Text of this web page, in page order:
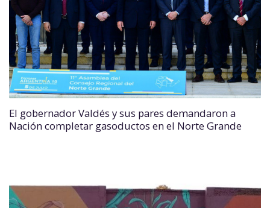
El gobernador Valdés y sus pares demandaron a
Nación completar gasoductos en el Norte Grande